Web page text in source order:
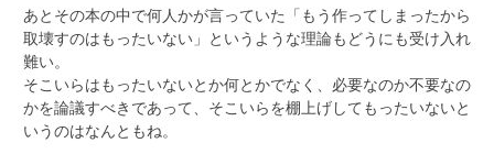
あとその本の中で何人かが言っていた「もう作ってしまったから
取壊すのはもったいない」というような理論もどうにも受け入れ
難い。
そこいらはもったいないとか何とかでなく、必要なのか不要なの
かを論議すべきであって、そこいらを棚上げしてもったいないと
いうのはなんともね。